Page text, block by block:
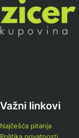
Važni linkovi
Najčešća pitanja